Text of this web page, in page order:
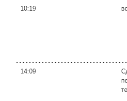
10:19
14:09